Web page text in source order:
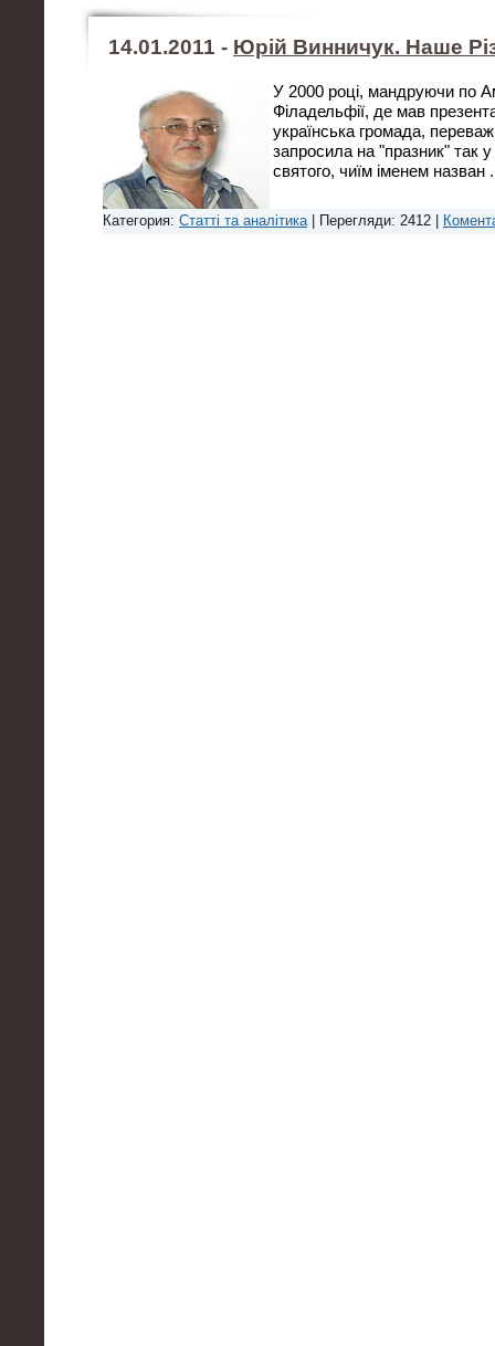
14.01.2011 - Юрій Винничук. Наше
У 2000 році, мандруючи по
Філадельфії, де мав
українська громада,
запросила на "празник" так
святого, чиїм іменем назван
Категория: Статті та аналітика| Перегляди: 2412 |